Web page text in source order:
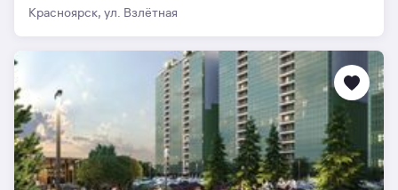
Красноярск, ул. Взлётная